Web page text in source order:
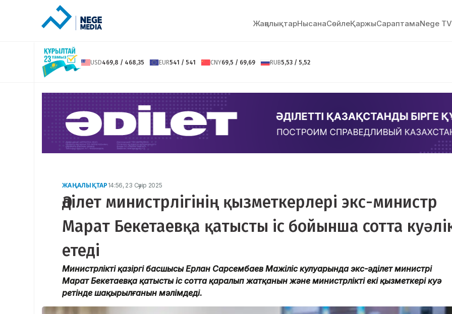
ЖаңалықтарНысанаСөйлeҚаржыСараптамаNege TV
USD469,8 / 468,35 EUR541 / 541 CNY69,5 / 69,69 RUB5,53 / 5,52
ЖАҢАЛЫҚТАР 14:56, 23 Сәуір 2025
Әділет министрлігінің қызметкерлері экс-министр
Марат Бекетаевқа қатысты іс бойынша сотта
етеді
Министрліктің қазіргі басшысы Ерлан Сарсембаев Мажіліс кулуарында экс-әділет министрі
Марат Бекетаевқа қатысты іс сотта қаралып жатқанын және министрліктің екі қызметкері куә
ретінде шақырылғанын мәлімдеді.